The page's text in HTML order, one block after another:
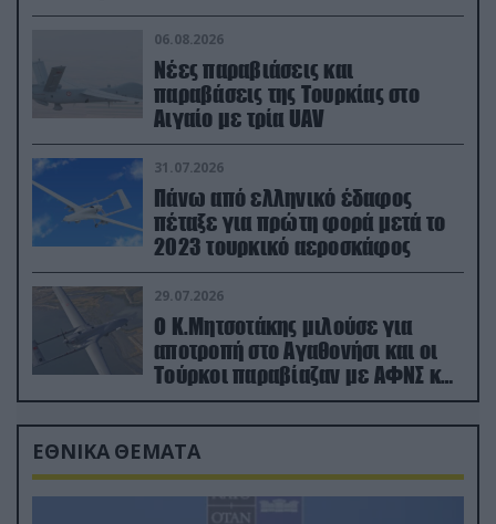
06.08.2026
Νέες παραβιάσεις και
παραβάσεις της Τουρκίας στο
Αιγαίο με τρία UAV
31.07.2026
Πάνω από ελληνικό έδαφος
πέταξε για πρώτη φορά μετά το
2023 τουρκικό αεροσκάφος
29.07.2026
Ο Κ.Μητσοτάκης μιλούσε για
αποτροπή στο Αγαθονήσι και οι
Τούρκοι παραβίαζαν με ΑΦΝΣ και
drone
ΕΘΝΙΚΑ ΘΕΜΑΤΑ